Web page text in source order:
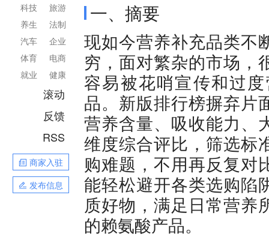
旅游
法制
企业
电商
健康
科技
养生
汽车
体育
就业
滚动
反馈
RSS
商家入驻
发布信息
一、摘要
现如今营养补充品类不
穷，面对繁杂的市场，
容易被花哨宣传和过
品。新版排行榜摒弃片
营养含量、吸收能力、
维度综合评比，筛选标
购难题，不用再反复对
能轻松避开各类选购陷
质好物，满足日常营养
的赖氨酸产品。